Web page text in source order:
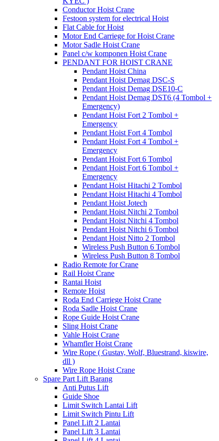
Conductor Hoist Crane
Festoon system for electrical Hoist
Flat Cable for Hoist
Motor End Carriege for Hoist Crane
Motor Sadle Hoist Crane
Panel c/w komponen Hoist Crane
PENDANT FOR HOIST CRANE
Pendant Hoist China
Pendant Hoist Demag DSC-S
Pendant Hoist Demag DSE10-C
Pendant Hoist Demag DST6 (4 Tombol +
Emergency)
Pendant Hoist Fort 2 Tombol +
Emergency
Pendant Hoist Fort 4 Tombol
Pendant Hoist Fort 4 Tombol +
Emergency
Pendant Hoist Fort 6 Tombol
Pendant Hoist Fort 6 Tombol +
Emergency
Pendant Hoist Hitachi 2 Tombol
Pendant Hoist Hitachi 4 Tombol
Pendant Hoist Jotech
Pendant Hoist Nitchi 2 Tombol
Pendant Hoist Nitchi 4 Tombol
Pendant Hoist Nitchi 6 Tombol
Pendant Hoist Nitto 2 Tombol
Wireless Push Button 6 Tombol
Wireless Push Button 8 Tombol
Radio Remote for Crane
Rail Hoist Crane
Rantai Hoist
Remote Hoist
Roda End Carriege Hoist Crane
Roda Sadle Hoist Crane
Rope Guide Hoist Crane
Sling Hoist Crane
Vahle Hoist Crane
Whamfler Hoist Crane
Wire Rope ( Gustav, Wolf, Bluestrand, kiswire,
dll )
Wire Rope Hoist Crane
Spare Part Lift Barang
Anti Putus Lift
Guide Shoe
Limit Switch Lantai Lift
Limit Switch Pintu Lift
Panel Lift 2 Lantai
Panel Lift 3 Lantai